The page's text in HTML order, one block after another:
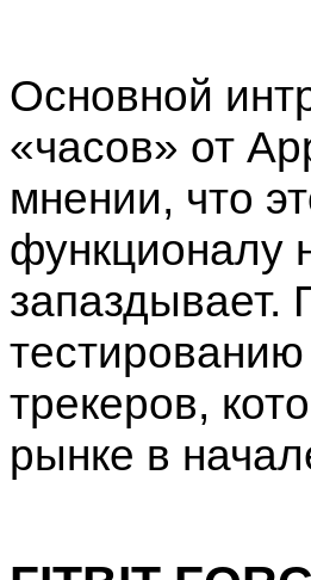
Основной
«часов» от
мнении, что
функционалу
запаздывает.
трекеров,
рынке в